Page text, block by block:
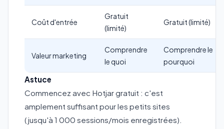
Coût d'entrée
Gratuit
(limité)
Gratuit (limité)
Valeur marketing
Comprendre
le quoi
Comprendre le
pourquoi
Astuce
Commencez avec Hotjar gratuit : c'est
amplement suffisant pour les petits sites
(jusqu'à 1 000 sessions/mois enregistrées).